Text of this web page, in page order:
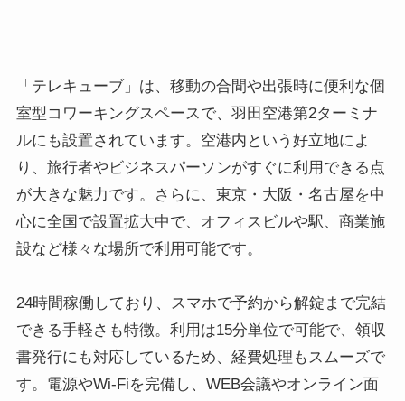
「テレキューブ」は、移動の合間や出張時に便利な個
室型コワーキングスペースで、羽田空港第2ターミナ
ルにも設置されています。空港内という好立地によ
り、旅行者やビジネスパーソンがすぐに利用できる点
が大きな魅力です。さらに、東京・大阪・名古屋を中
心に全国で設置拡大中で、オフィスビルや駅、商業施
設など様々な場所で利用可能です。
24時間稼働しており、スマホで予約から解錠まで完結
できる手軽さも特徴。利用は15分単位で可能で、領収
書発行にも対応しているため、経費処理もスムーズで
す。電源やWi-Fiを完備し、WEB会議やオンライン面